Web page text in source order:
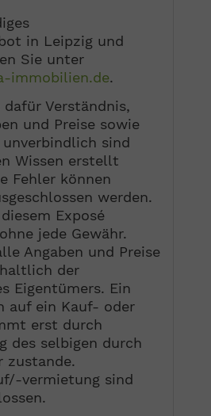
in Leipzig und
Sie unter
immobilien.de.
Verständnis,
und Preise sowie
unverbindlich sind
Wissen erstellt
Fehler können
werden.
Exposé
jede Gewähr.
Angaben und Preise
der
Eigentümers. Ein
auf ein Kauf- oder
erst durch
des selbigen durch
zustande.
vermietung sind